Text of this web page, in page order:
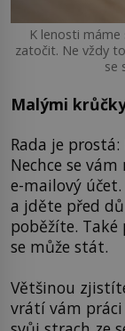
K lenosti máme
zatočit. Ne vždy
se
Malými
Rada je
Nechce se
e-mailový
a jděte před
poběžíte.
se může stát.
Většinou
vrátí vám